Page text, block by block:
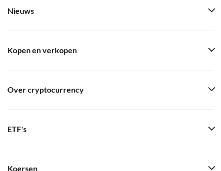
Nieuws
Kopen en verkopen
Over cryptocurrency
ETF's
Koersen